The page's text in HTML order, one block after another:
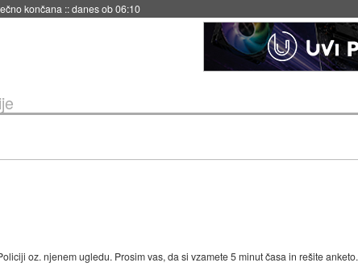
ob 06:09
oz. njenem ugledu. Prosim vas, da si vzamete 5 minut časa in rešite anketo.